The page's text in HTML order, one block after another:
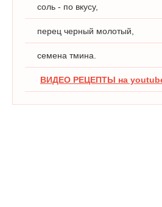
соль - по вкусу,
перец черный молотый,
семена тмина.
ВИДЕО РЕЦЕПТЫ на